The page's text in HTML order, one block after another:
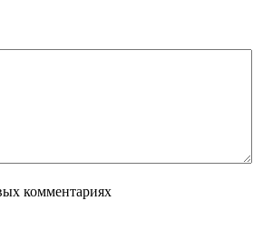
комментариях